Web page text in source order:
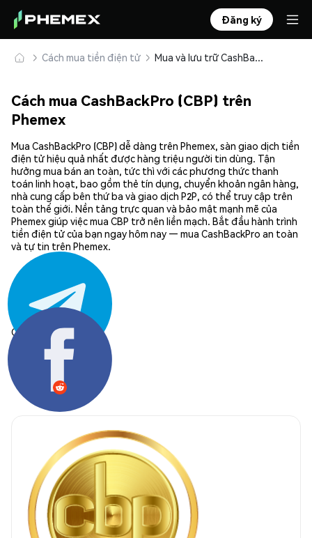
Đăng ký
Cách mua tiền điện tử Mua và lưu trữ CashBackPro (CBP) an toàn
Cách mua CashBackPro (CBP) trên
Phemex
Mua CashBackPro (CBP) dễ dàng trên Phemex, sàn giao dịch tiền
điện tử hiệu quả nhất được hàng triệu người tin dùng. Tận
hưởng mua bán an toàn, tức thì với các phương thức thanh
toán linh hoạt, bao gồm thẻ tín dụng, chuyển khoản ngân hàng,
nhà cung cấp bên thứ ba và giao dịch P2P, có thể truy cập trên
toàn thế giới. Nền tảng trực quan và bảo mật mạnh mẽ của
Phemex giúp việc mua CBP trở nên liền mạch. Bắt đầu hành trình
tiền điện tử của bạn ngay hôm nay — mua CashBackPro an toàn
và tự tin trên Phemex.
Chia sẻ: